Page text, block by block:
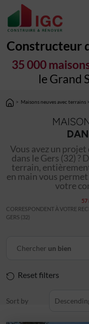
Constructeur
35 000
le Grand
> Maisons neuves avec terrains
Vous avez un
dans le Gers (32) ?
terrain,
en main vous
votre
57
CORRESPONDENT À VOTRE
GERS (32)
Chercher un bien
Reset filters
Sort by